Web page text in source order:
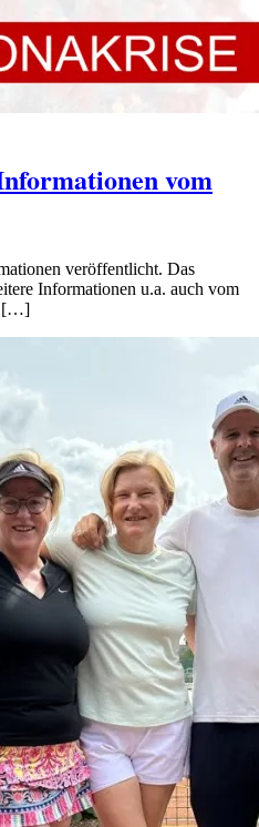
vom
veröffentlicht. Das
Informationen u.a. auch vom
[…]